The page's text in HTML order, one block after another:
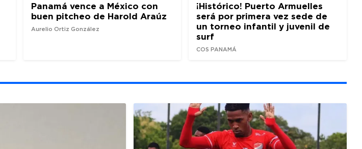
Panamá vence a México con
buen pitcheo de Harold Araúz
Aurelio Ortiz González
¡Histórico! Puerto Armuelles
será por primera vez sede de
un torneo infantil y juvenil de
surf
COS PANAMÁ